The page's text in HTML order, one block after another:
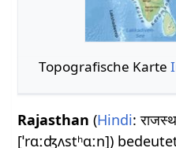
Topografische Karte
Rajasthan (Hindi:
[ˈrɑːʤʌstʰɑːn])